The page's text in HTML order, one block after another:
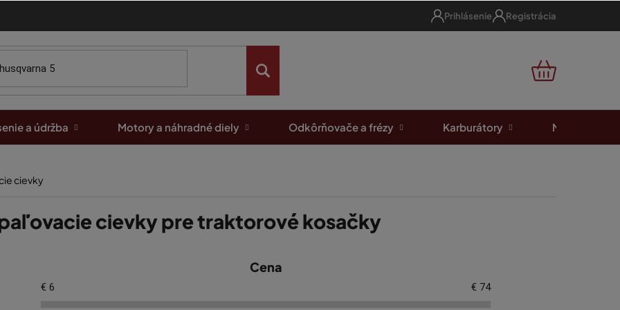
Prihlásenie Registrácia
NÁKUPNÝ
a údržba Motory a náhradné diely Odkôrňovače a frézy Karburátory Motorové
cievky
cievky pre traktorové kosačky
Cena
€ 6 € 74